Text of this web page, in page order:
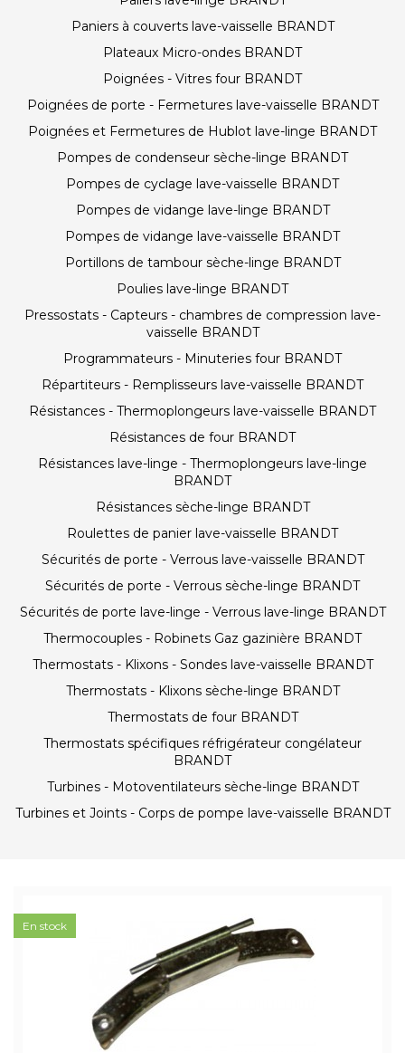
Paniers à couverts lave-vaisselle BRANDT
Plateaux Micro-ondes BRANDT
Poignées - Vitres four BRANDT
Poignées de porte - Fermetures lave-vaisselle BRANDT
Poignées et Fermetures de Hublot lave-linge BRANDT
Pompes de condenseur sèche-linge BRANDT
Pompes de cyclage lave-vaisselle BRANDT
Pompes de vidange lave-linge BRANDT
Pompes de vidange lave-vaisselle BRANDT
Portillons de tambour sèche-linge BRANDT
Poulies lave-linge BRANDT
Pressostats - Capteurs - chambres de compression lave-
vaisselle BRANDT
Programmateurs - Minuteries four BRANDT
Répartiteurs - Remplisseurs lave-vaisselle BRANDT
Résistances - Thermoplongeurs lave-vaisselle BRANDT
Résistances de four BRANDT
Résistances lave-linge - Thermoplongeurs lave-linge
BRANDT
Résistances sèche-linge BRANDT
Roulettes de panier lave-vaisselle BRANDT
Sécurités de porte - Verrous lave-vaisselle BRANDT
Sécurités de porte - Verrous sèche-linge BRANDT
Sécurités de porte lave-linge - Verrous lave-linge BRANDT
Thermocouples - Robinets Gaz gazinière BRANDT
Thermostats - Klixons - Sondes lave-vaisselle BRANDT
Thermostats - Klixons sèche-linge BRANDT
Thermostats de four BRANDT
Thermostats spécifiques réfrigérateur congélateur
BRANDT
Turbines - Motoventilateurs sèche-linge BRANDT
Turbines et Joints - Corps de pompe lave-vaisselle BRANDT
En stock